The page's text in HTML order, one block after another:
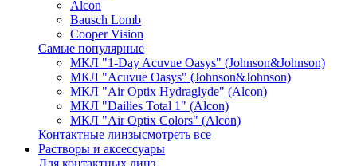
Alcon
Bausch Lomb
Cooper Vision
Самые популярные
МКЛ "1-Day Acuvue Oasys" (Johnson&Johnson)
МКЛ "Acuvue Oasys" (Johnson&Johnson)
МКЛ "Air Optix Hydraglyde" (Alcon)
МКЛ "Dailies Total 1" (Alcon)
МКЛ "Air Optix Colors" (Alcon)
Контактные линзысмотреть все
Растворы и аксессуары
Для контактных линз